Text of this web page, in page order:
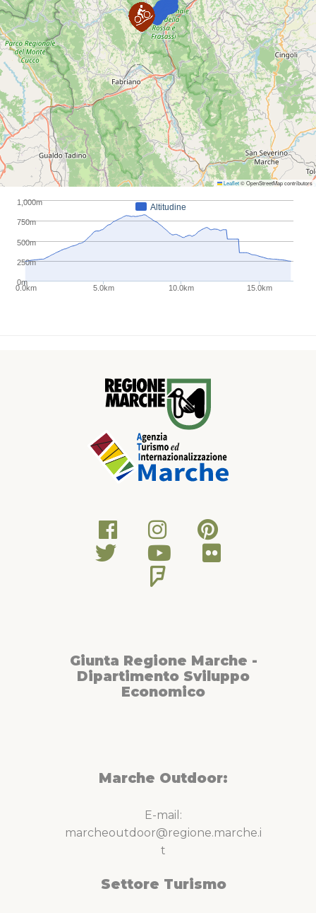
Leaflet© OpenStreetMap contributors
Altitudine
0.0km 5.0km 10.0km 15.0km
0m
250m
500m
750m
1,000m
Giunta Regione Marche -
Dipartimento Sviluppo
Economico
Marche Outdoor:
E-mail:
marcheoutdoor@regione.marche.i
t
Settore Turismo